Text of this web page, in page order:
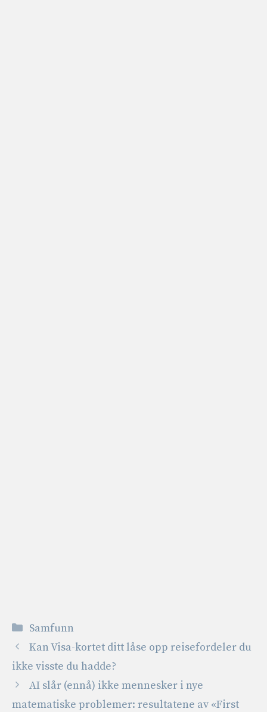
Kategorier
Samfunn
Kan Visa-kortet ditt låse opp reisefordeler du
ikke visste du hadde?
AI slår (ennå) ikke mennesker i nye
matematiske problemer: resultatene av «First